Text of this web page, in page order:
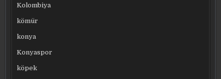
Kolombiya
kömür
konya
Konyaspor
köpek